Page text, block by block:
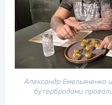
Александр Емельяненко
бутербродами